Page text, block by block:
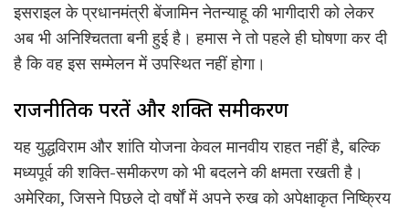
इसराइल के प्रधानमंत्री बेंजामिन नेतन्याहू की भागीदारी को लेकर
अब भी अनिश्चितता बनी हुई है। हमास ने तो पहले ही घोषणा कर दी
है कि वह इस सम्मेलन में उपस्थित नहीं होगा।
राजनीतिक परतें और शक्ति समीकरण
यह युद्धविराम और शांति योजना केवल मानवीय राहत नहीं है, बल्कि
मध्यपूर्व की शक्ति-समीकरण को भी बदलने की क्षमता रखती है।
अमेरिका, जिसने पिछले दो वर्षों में अपने रुख को अपेक्षाकृत निष्क्रिय